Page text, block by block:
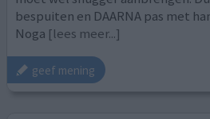
bespuiten en DAARNA pas met
Noga [lees meer...]
geef mening